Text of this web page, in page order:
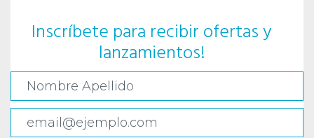
Inscríbete para recibir ofertas y
lanzamientos!